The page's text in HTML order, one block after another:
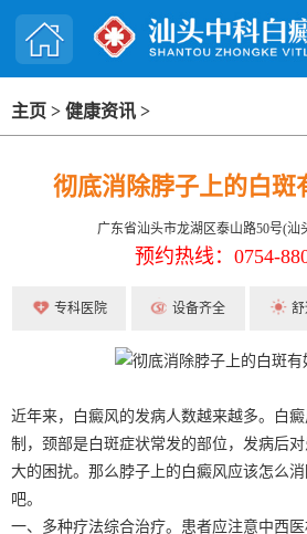
主页 > 健康资讯 >
彻底消除脖子上的白斑
广东省汕头市龙湖区泰山路50号(汕
预约热线：0754-
专科医院 设备齐全
近年来，白癜风的发病人数越来越多。白
制，颈部是白斑症状常发的部位，发病后
大的困扰。那么脖子上的白癜风应该怎么
吧。
一、多种疗法综合治疗。患者应注意中西